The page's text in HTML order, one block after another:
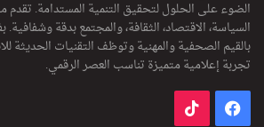
الضوء على الحلول لتحقيق التنمية المستدامة.
السياسة، الاقتصاد، الثقافة، والمجتمع بدقة
بالقيم الصحفية والمهنية وتوظف التقنيات الحديثة
تجربة إعلامية متميزة تناسب العصر الرقمي.
فيسبوك